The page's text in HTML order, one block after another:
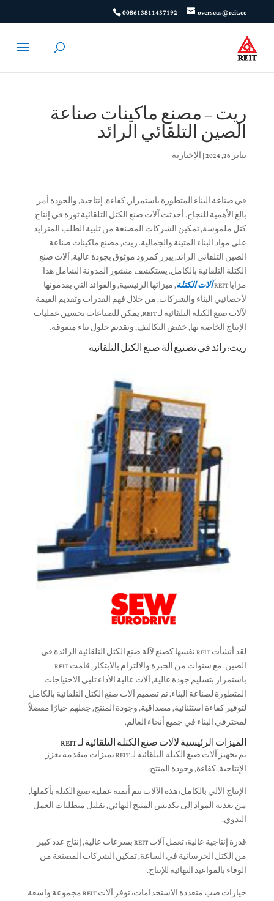
008613811437192 overseas@reit.cc
ريت – مصنع ماكينات صناعة
الصين التلقائي الرائد
يناير 26, 2024 | الإخبارية
في صناعة البناء المتطورة باستمرار, كفاءة, إنتاجية, والجودة أمر
بالغ الأهمية للنجاح. أحدثت آلات صنع الكتل التلقائية ثورة في إنتاج
كتل ملموسة, تمكين الشركات المصنعة من تلبية الطلب المتزايد
على مواد البناء المتينة والجمالية. ريت, مصنع ماكينات صناعة
الصين التلقائي الرائد, يبرز كمزود موثوق بجودة عالية, آلات صنع
الكتلة التلقائية بالكامل. يستكشف منشور المدونة الشامل هذا
مزايا REIT
آلات الكتلة, ميزاتها الرئيسية, والفوائد التي يقدمونها
لأخصائيي البناء والشركات. من خلال فهم القدرات وتقديم القيمة
لآلات صنع الكتلة التلقائية لـ REIT, يمكن للصناعات تحسين عمليات
الإنتاج الخاصة بها, خفض التكاليف, وتقديم حلول بناء متفوقة.
ريت: رائد في تصنيع آلة صنع الكتل التلقائية
لقد أنشأت REIT نفسها كصنع لآلة صنع الكتل التلقائية الرائدة في
الصين. مع سنوات من الخبرة والالتزام بالابتكار, قامت REIT
باستمرار بتسليم جودة عالية, آلات عالية الأداء تلبي الاحتياجات
المتطورة لصناعة البناء. تم تصميم آلات صنع الكتل التلقائية بالكامل
لتوفير كفاءة استثنائية, مصداقية, وجودة المنتج, جعلهم خيارًا مفضلاً
لمحترفي البناء في جميع أنحاء العالم.
الميزات الرئيسية لآلات صنع الكتلة التلقائية لـ REIT
تم تجهيز آلات صنع الكتلة التلقائية لـ REIT بميزات متقدمة تعزز
الإنتاجية, كفاءة, وجودة المنتج:
الإنتاج الآلي بالكامل: هذه الآلات تتم أتمتة عملية صنع الكتلة بأكملها,
من تغذية المواد إلى تكديس المنتج النهائي, تقليل متطلبات العمل
اليدوي.
قدرة إنتاجية عالية: تعمل آلات REIT بسرعات عالية, إنتاج عدد كبير
من الكتل الخرسانية في الساعة, تمكين الشركات المصنعة من
الوفاء بالمواعيد النهائية للإنتاج.
خيارات صب متعددة الاستخدامات: توفر آلات REIT مجموعة واسعة